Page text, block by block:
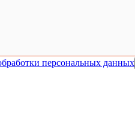
персональных данных